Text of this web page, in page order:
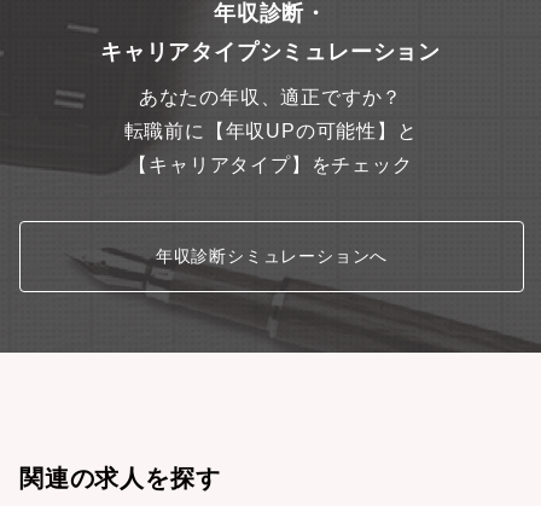
年収診断・
キャリアタイプシミュレーション
あなたの年収、適正ですか？
転職前に【年収UPの可能性】と
【キャリアタイプ】をチェック
年収診断シミュレーションへ
関連の求人を探す